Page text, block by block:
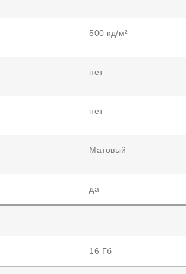
500 кд/м²
нет
нет
Матовый
да
16 Гб